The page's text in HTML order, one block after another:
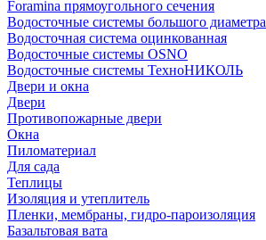
Foramina прямоугольного сечения
Водосточные системы большого диаметра
Водосточная система оцинкованная
Водосточные системы OSNO
Водосточные системы ТехноНИКОЛЬ
Двери и окна
Двери
Противопожарные двери
Окна
Пиломатериал
Для сада
Теплицы
Изоляция и утеплитель
Пленки, мембраны, гидро-пароизоляция
Базальтовая вата